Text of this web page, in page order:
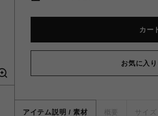
カー
お気に入
アイテム説明 / 素材 概要 サイズ